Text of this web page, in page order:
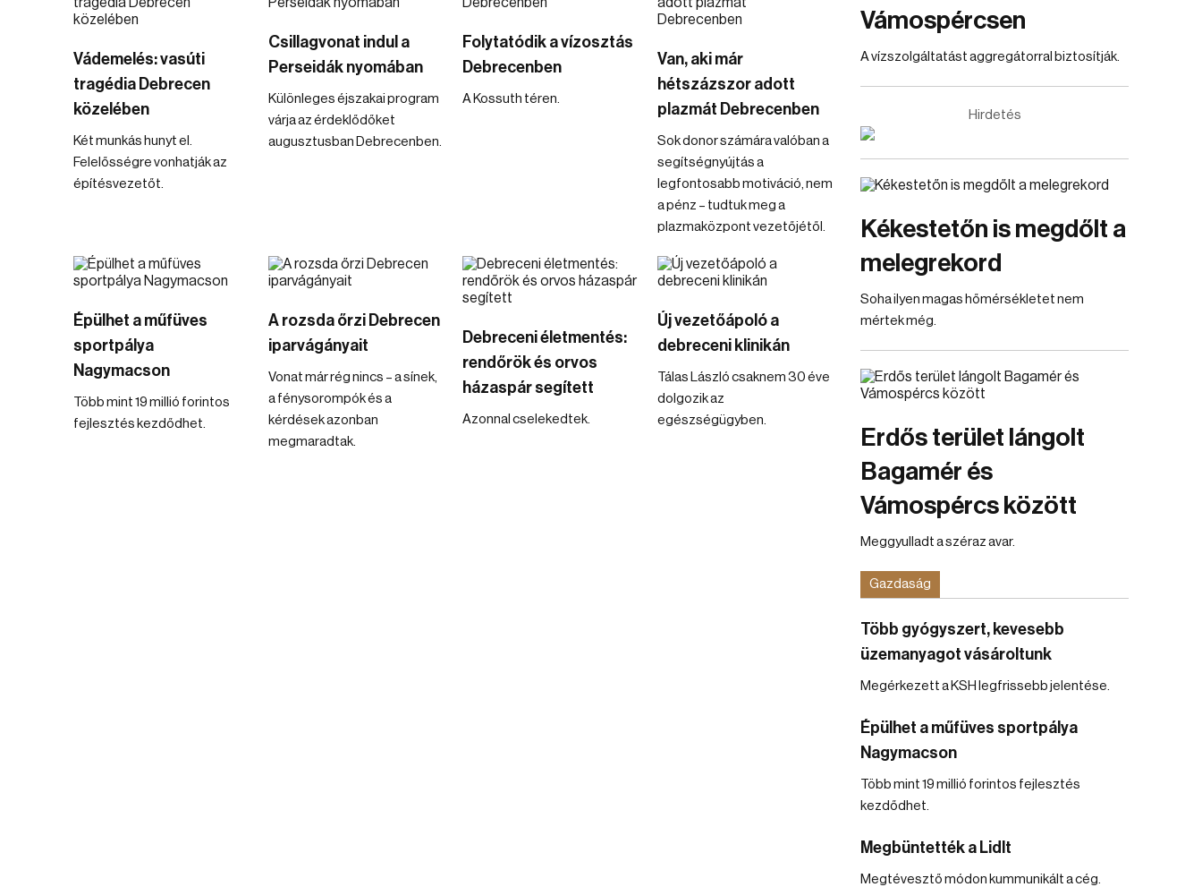
Vádemelés: vasúti
tragédia Debrecen
közelében
Két munkás hunyt el.
Felelősségre vonhatják az
építésvezetőt.
Csillagvonat indul a
Perseidák nyomában
Különleges éjszakai program
várja az érdeklődőket
augusztusban Debrecenben.
Folytatódik a vízosztás
Debrecenben
A Kossuth téren.
Van, aki már
hétszázszor adott
plazmát Debrecenben
Sok donor számára valóban a
segítségnyújtás a
legfontosabb motiváció, nem
a pénz – tudtuk meg a
plazmaközpont vezetőjétől.
Épülhet a műfüves
sportpálya
Nagymacson
Több mint 19 millió forintos
fejlesztés kezdődhet.
A rozsda őrzi Debrecen
iparvágányait
Vonat már rég nincs – a sínek,
a fénysorompók és a
kérdések azonban
megmaradtak.
Debreceni életmentés:
rendőrök és orvos
házaspár segített
Azonnal cselekedtek.
Új vezetőápoló a
debreceni klinikán
Tálas László csaknem 30 éve
dolgozik az
egészségügyben.
Vámospércsen
A vízszolgáltatást aggregátorral biztosítják.
Hirdetés
Kékestetőn is megdőlt a
melegrekord
Soha ilyen magas hőmérsékletet nem
mértek még.
Erdős terület lángolt
Bagamér és
Vámospércs között
Meggyulladt a széraz avar.
Gazdaság
Több gyógyszert, kevesebb
üzemanyagot vásároltunk
Megérkezett a KSH legfrissebb jelentése.
Épülhet a műfüves sportpálya
Nagymacson
Több mint 19 millió forintos fejlesztés
kezdődhet.
Megbüntették a Lidlt
Megtévesztő módon kummunikált a cég.